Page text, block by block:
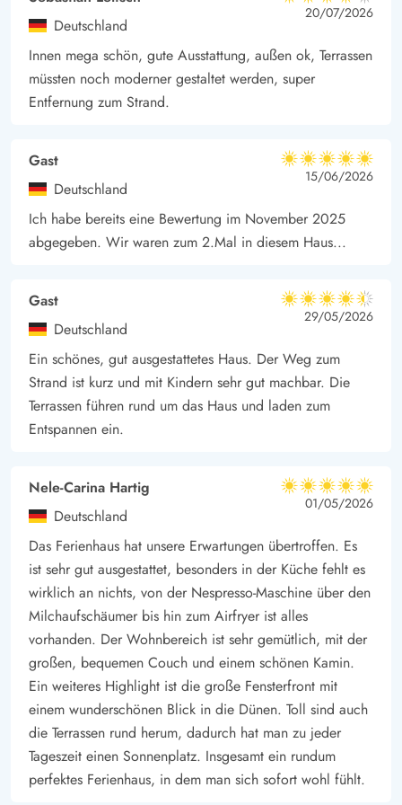
Deutschland
4 von 5
4 out of 5
20/07/2026
Innen mega schön, gute Ausstattung, außen ok, Terrassen
müssten noch moderner gestaltet werden, super
Entfernung zum Strand.
Gast
Deutschland
5 von 5
5 von 5
5 out of 5
15/06/2026
Ich habe bereits eine Bewertung im November 2025
abgegeben. Wir waren zum 2.Mal in diesem Haus...
Gast
Deutschland
4.5 von 5
4.5 von 5
4.5 out of 5
29/05/2026
Ein schönes, gut ausgestattetes Haus. Der Weg zum
Strand ist kurz und mit Kindern sehr gut machbar. Die
Terrassen führen rund um das Haus und laden zum
Entspannen ein.
Nele-Carina Hartig
Deutschland
5 von 5
5 von 5
5 out of 5
01/05/2026
Das Ferienhaus hat unsere Erwartungen übertroffen. Es
ist sehr gut ausgestattet, besonders in der Küche fehlt es
wirklich an nichts, von der Nespresso-Maschine über den
Milchaufschäumer bis hin zum Airfryer ist alles
vorhanden. Der Wohnbereich ist sehr gemütlich, mit der
großen, bequemen Couch und einem schönen Kamin.
Ein weiteres Highlight ist die große Fensterfront mit
einem wunderschönen Blick in die Dünen. Toll sind auch
die Terrassen rund herum, dadurch hat man zu jeder
Tageszeit einen Sonnenplatz. Insgesamt ein rundum
perfektes Ferienhaus, in dem man sich sofort wohl fühlt.